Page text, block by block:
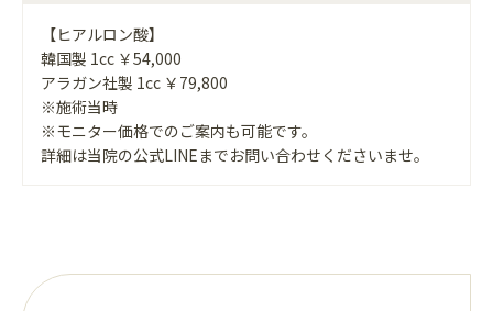
【ヒアルロン酸】
韓国製 1cc ￥54,000
アラガン社製 1cc ￥79,800
※施術当時
※モニター価格でのご案内も可能です。
詳細は当院の公式LINEまでお問い合わせくださいませ。